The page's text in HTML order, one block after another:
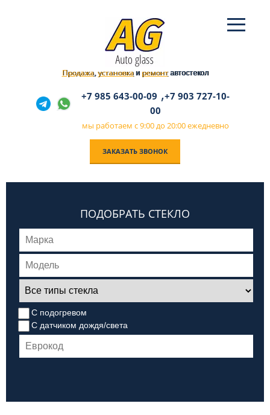
Продажа,установкаи ремонтавтостекол
+7 985 643-00-09 ,+7 903 727-10-
00
мы работаем с 9:00 до 20:00 ежедневно
ЗАКАЗАТЬ ЗВОНОК
ПОДОБРАТЬ СТЕКЛО
С подогревом
С датчиком дождя/света